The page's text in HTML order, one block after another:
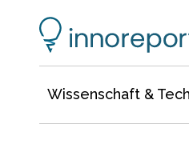
Wissenschaft &